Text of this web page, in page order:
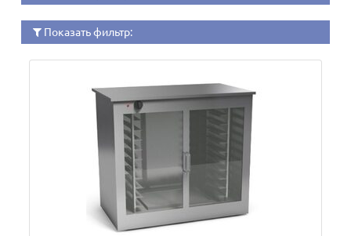
Показать фильтр: